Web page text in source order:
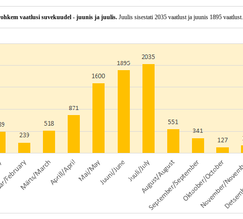
vaatlusi suvekuudel - juunis ja juulis.Juulis sisestati 2035 vaatlust ja juunis 1895 vaatlust.